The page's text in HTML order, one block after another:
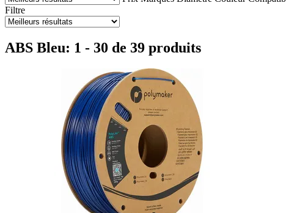
Filtre
ABS Bleu: 1 - 30 de 39 produits